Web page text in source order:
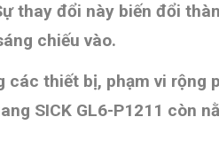
thay đổi này biến đổi
chiếu vào.
thiết bị, phạm vi rộng
SICK GL6-P1211 còn